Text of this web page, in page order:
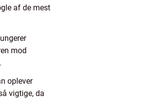
af de mest
mod
oplever
vigtige, da